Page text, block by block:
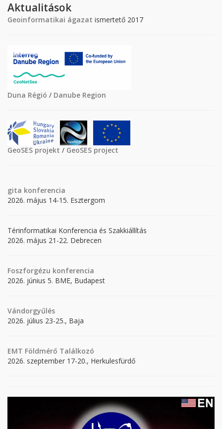
Aktualitások
Geoinformatikai ágazat ismertető 2017
Duna Régió / Danube Region
GeoSES projekt / GeoSES project
gita konferencia
2026. május 14-15. Esztergom
Térinformatikai Konferencia és Szakkiállítás
2026. május 21-22. Debrecen
Foszforgézu konferencia
2026. június 5. BME, Budapest
Vándorgyűlés
2026. július 23-25., Baja
EMT Földmérő Találkozó
2026. szeptember 17-20., Herkulesfürdő